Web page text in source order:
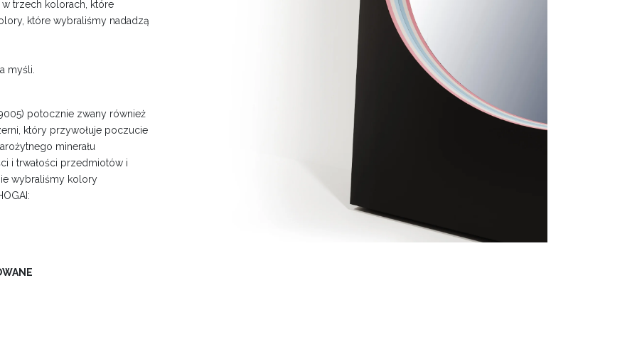
trzech kolorach, które
które wybraliśmy nadadzą
myśli.
potocznie zwany również
który przywołuje poczucie
minerału
i trwałości przedmiotów i
wybraliśmy kolory